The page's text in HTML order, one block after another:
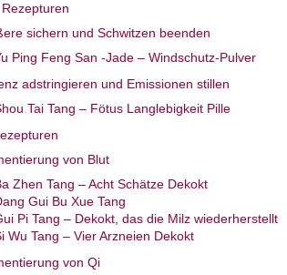
sichern und Schwitzen beenden
Ping Feng San -Jade – Windschutz-Pulver
adstringieren und Emissionen stillen
Tai Tang – Fötus Langlebigkeit Pille
von Blut
Zhen Tang – Acht Schätze Dekokt
Gui Bu Xue Tang
Pi Tang – Dekokt, das die Milz wiederherstellt
Wu Tang – Vier Arzneien Dekokt
von Qi